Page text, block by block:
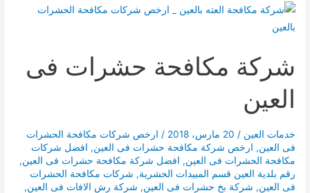
شركة مكافحة حشرات فى
العين
خدمات العين / 20 مارس، 2018 / ارخص شركات مكافحة الحشرات
فى العين, ارخص شركة مكافحة حشرات فى العين, افضل شركات
مكافحة الحشرات فى العين, افضل شركة مكافحة حشرات فى العين,
رقم بلدية العين قسم المبيدات الحشرية, شركات مكافحة الحشرات
فى العين, شركة بخ حشرات فى العين, شركة رش الافات فى العين,